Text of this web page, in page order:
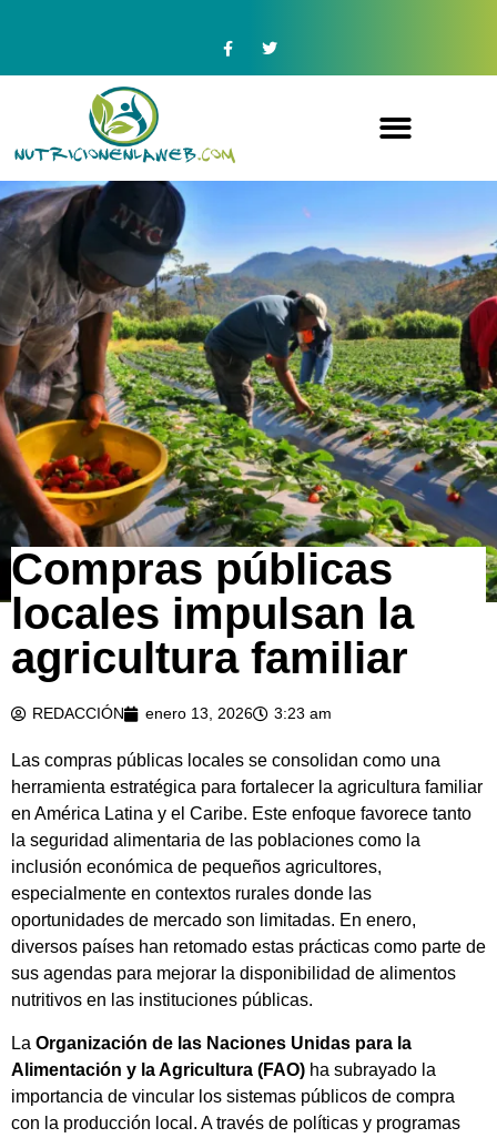
Compras públicas
locales impulsan la
agricultura familiar
REDACCIÓN enero 13, 2026 3:23 am
Las compras públicas locales se consolidan como una
herramienta estratégica para fortalecer la agricultura familiar
en América Latina y el Caribe. Este enfoque favorece tanto
la seguridad alimentaria de las poblaciones como la
inclusión económica de pequeños agricultores,
especialmente en contextos rurales donde las
oportunidades de mercado son limitadas. En enero,
diversos países han retomado estas prácticas como parte de
sus agendas para mejorar la disponibilidad de alimentos
nutritivos en las instituciones públicas.
La Organización de las Naciones Unidas para la
Alimentación y la Agricultura (FAO) ha subrayado la
importancia de vincular los sistemas públicos de compra
con la producción local. A través de políticas y programas